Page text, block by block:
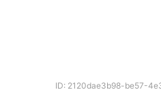
ID: 2120dae3b98-be57-